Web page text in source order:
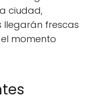
ciudad,
llegarán frescas
momento